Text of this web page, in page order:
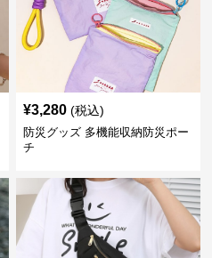
¥3,280 (税込)
防災グッズ 多機能収納防災ポー
チ